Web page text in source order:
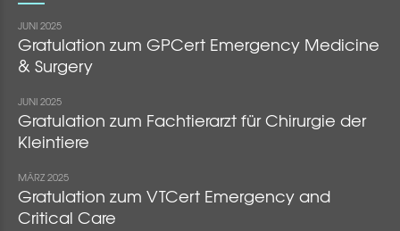
JUNI 2025
Gratulation zum GPCert Emergency Medicine
& Surgery
JUNI 2025
Gratulation zum Fachtierarzt für Chirurgie der
Kleintiere
MÄRZ 2025
Gratulation zum VTCert Emergency and
Critical Care